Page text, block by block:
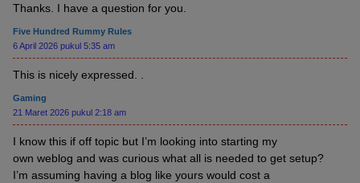
Thanks. I have a question for you.
Five Hundred Rummy Rules
6 April 2026 pukul 5:35 am
This is nicely expressed. .
Gaming
21 Maret 2026 pukul 2:18 am
I know this if off topic but I’m looking into starting my
own weblog and was curious what all is needed to get setup?
I’m assuming having a blog like yours would cost a